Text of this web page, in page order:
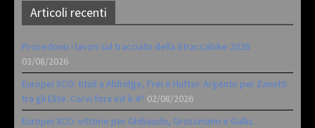
Articoli recenti
Procedono i lavori sul tracciato della Straccabike 2026
03/08/2026
Europei XCO: titoli a Aldridge, Frei e Hutter. Argento per Zanotti
tra gli Elite. Corvi fora ed è 4^ 02/08/2026
Europei XCO: vittorie per Ghibaudo, Grossmann e Gallis.